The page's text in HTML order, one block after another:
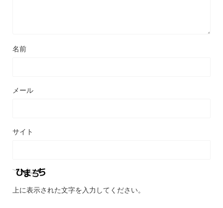
名前
メール
サイト
上に表示された文字を入力してください。